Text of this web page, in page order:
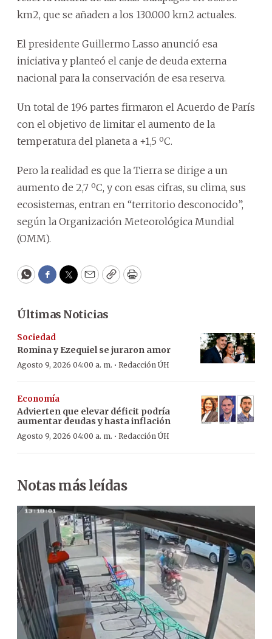
km2, que se añaden a los 130.000 km2 actuales.
El presidente Guillermo Lasso anunció esa
iniciativa y planteó el canje de deuda externa
nacional para la conservación de esa reserva.
Un total de 196 partes firmaron el Acuerdo de París
con el objetivo de limitar el aumento de la
temperatura del planeta a +1,5 ºC.
Pero la realidad es que la Tierra se dirige a un
aumento de 2,7 ºC, y con esas cifras, su clima, sus
ecosistemas, entran en “territorio desconocido”,
según la Organización Meteorológica Mundial
(OMM).
WhatsApp
Facebook
Twitter
EmailCopyPrint
Últimas Noticias
Sociedad
Romina y Ezequiel se juraron amor
Agosto 9, 2026 04:00 a. m. · Redacción ÚH
Economía
Advierten que elevar déficit podría
aumentar deudas y hasta inflación
Agosto 9, 2026 04:00 a. m. · Redacción ÚH
Notas más leídas